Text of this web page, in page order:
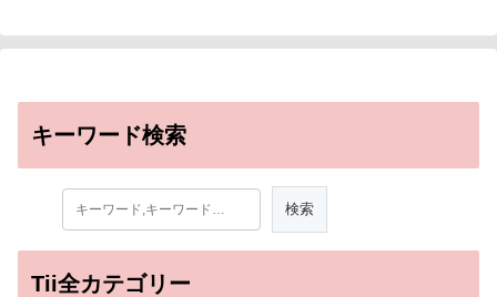
キーワード検索
Tii全カテゴリー